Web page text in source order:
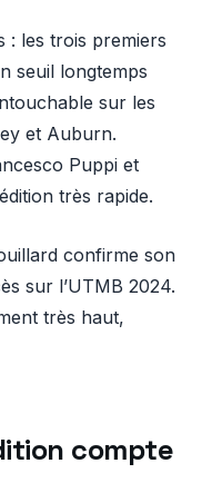
: les trois premiers
seuil longtemps
sur les
et Auburn.
Puppi et
très rapide.
confirme son
sur l’UTMB 2024.
très haut,
compte